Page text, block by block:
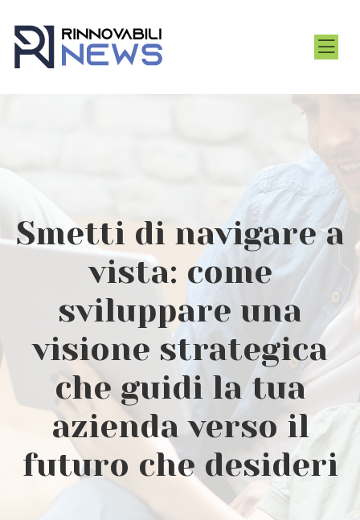
Smetti di navigare a
vista: come
sviluppare una
visione strategica
che guidi la tua
azienda verso il
futuro che desideri